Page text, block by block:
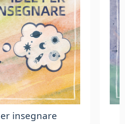
insegnare